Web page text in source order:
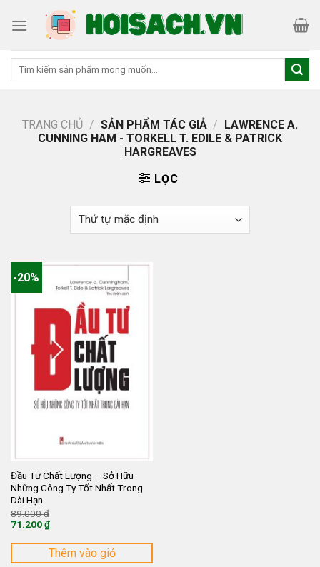
Tìm
TRANG CHỦ / SẢN PHẨM TÁC GIẢ / LAWRENCE A.
CUNNING HAM - TORKELL T. EDILE & PATRICK
HARGREAVES
LỌC
-20%
Đầu Tư Chất Lượng – Sở Hữu
Những Công Ty Tốt Nhất Trong
Dài Hạn
89.000₫
89.000 ₫.
71.200₫
hiện
là:
Thêm vào giỏ